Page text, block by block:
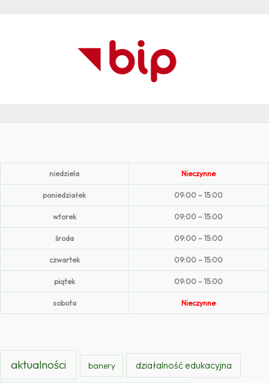
niedziela Nieczynne
poniedziałek 09:00 – 15:00
wtorek 09:00 – 15:00
środa 09:00 – 15:00
czwartek 09:00 – 15:00
piątek 09:00 – 15:00
sobota Nieczynne
aktualności banery działalność edukacyjna